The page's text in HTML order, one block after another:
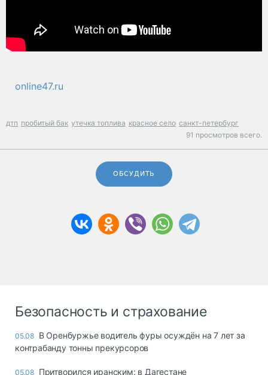
online47.ru
дтп пробитый бак утечка топлива красное село санкт-петербург
91 просмотров всего.
ОБСУДИТЬ
Безопасность и страхование
05.08 В Оренбуржье водитель фуры осуждён на 7 лет за
контрабанду тонны прекурсоров
05.08 Притворился иранским: в Дагестане